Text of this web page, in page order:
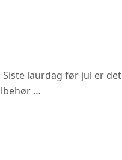
laurdag før jul er det
…